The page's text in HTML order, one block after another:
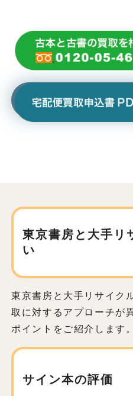
東京書房と大手リ
い
東京書房と大手リサイク
取に対するアプローチが
ポイントをご紹介します。
サイン本の評価